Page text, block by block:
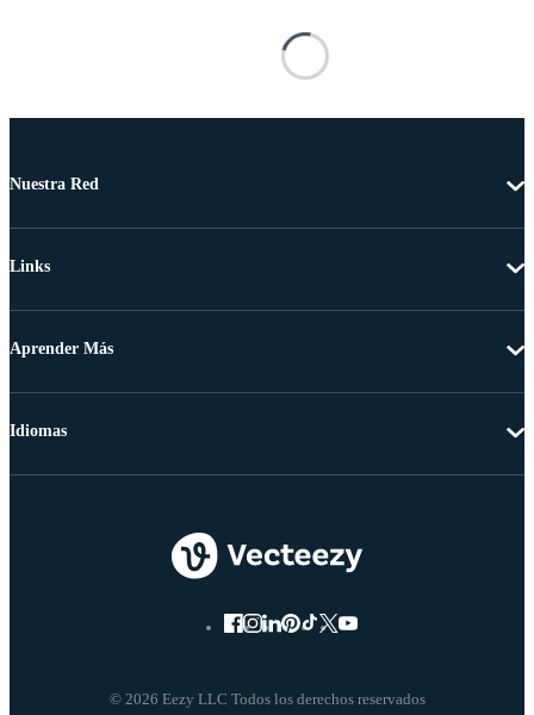
Nuestra Red
Links
Aprender Más
© 2026 Eezy LLC Todos los derechos reservados
Idiomas